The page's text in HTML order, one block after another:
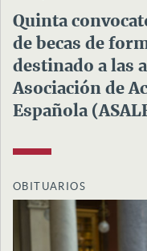
Quinta
de becas de
destinado a las
Asociación de
Española
OBITUARIOS